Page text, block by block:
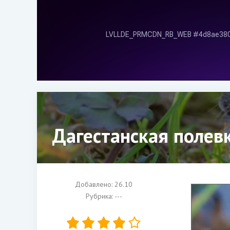
Дагестанская
Добавлено: 26.10
Рубрика: ---